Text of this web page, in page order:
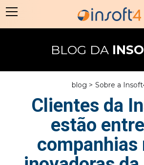
BLOG DA
blog > Sobre a
Clientes da
estão
companhias